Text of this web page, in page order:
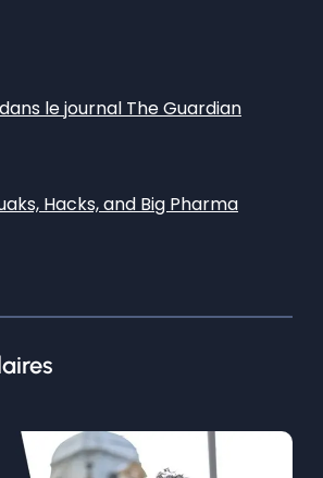
le journal The Guardian
Hacks, and Big Pharma